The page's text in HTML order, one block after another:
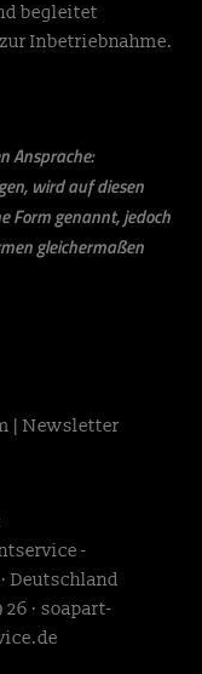
begleitet
Inbetriebnahme.
Ansprache:
wird auf diesen
Form genannt, jedoch
gleichermaßen
Newsletter
-
Deutschland
26 · soapart-